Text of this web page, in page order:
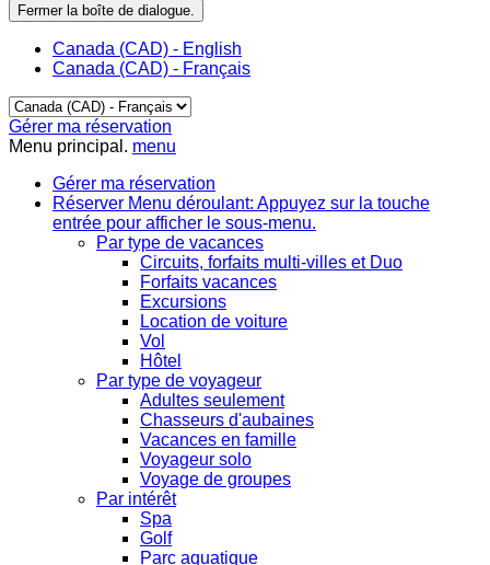
Fermer la boîte de dialogue.
Canada (CAD) - English
Canada (CAD) - Français
Gérer ma réservation
Menu principal. menu
Gérer ma réservation
Réserver Menu déroulant: Appuyez sur la touche
entrée pour afficher le sous-menu.
Par type de vacances
Circuits, forfaits multi-villes et Duo
Forfaits vacances
Excursions
Location de voiture
Vol
Hôtel
Par type de voyageur
Adultes seulement
Chasseurs d'aubaines
Vacances en famille
Voyageur solo
Voyage de groupes
Par intérêt
Spa
Golf
Parc aquatique